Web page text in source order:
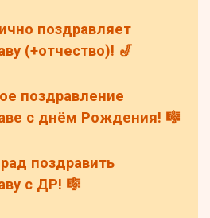
поздравляет
(+отчество)! 🎷
поздравление
с днём Рождения! 🎼
поздравить
с ДР! 🎼